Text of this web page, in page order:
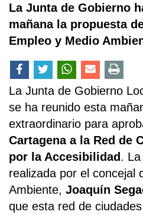
La Junta de Gobierno
mañana la propuesta
Empleo y Medio
La Junta de Gobierno
se ha reunido esta
extraordinario para
Cartagena a la Red de
por la Accesibilidad.
realizada por el concejal
Ambiente, Joaquín
que esta red de ciudades